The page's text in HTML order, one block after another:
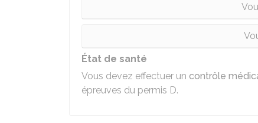
État de santé
Vous devez effectuer un contrôle
épreuves du permis D.